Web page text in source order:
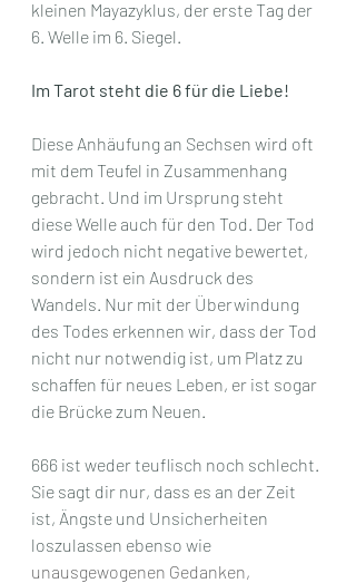
kleinen Mayazyklus, der erste Tag der
6. Welle im 6. Siegel.
Im Tarot steht die 6 für die Liebe!
Diese Anhäufung an Sechsen wird oft
mit dem Teufel in Zusammenhang
gebracht. Und im Ursprung steht
diese Welle auch für den Tod. Der Tod
wird jedoch nicht negative bewertet,
sondern ist ein Ausdruck des
Wandels. Nur mit der Überwindung
des Todes erkennen wir, dass der Tod
nicht nur notwendig ist, um Platz zu
schaffen für neues Leben, er ist sogar
die Brücke zum Neuen.
666 ist weder teuflisch noch schlecht.
Sie sagt dir nur, dass es an der Zeit
ist, Ängste und Unsicherheiten
loszulassen ebenso wie
unausgewogenen Gedanken,